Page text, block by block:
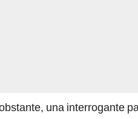
una interrogante